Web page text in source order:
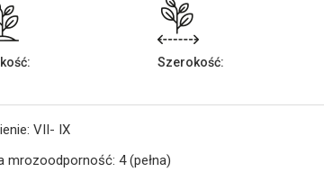
Szerokość:
VII- IX
mrozoodporność: 4 (pełna)